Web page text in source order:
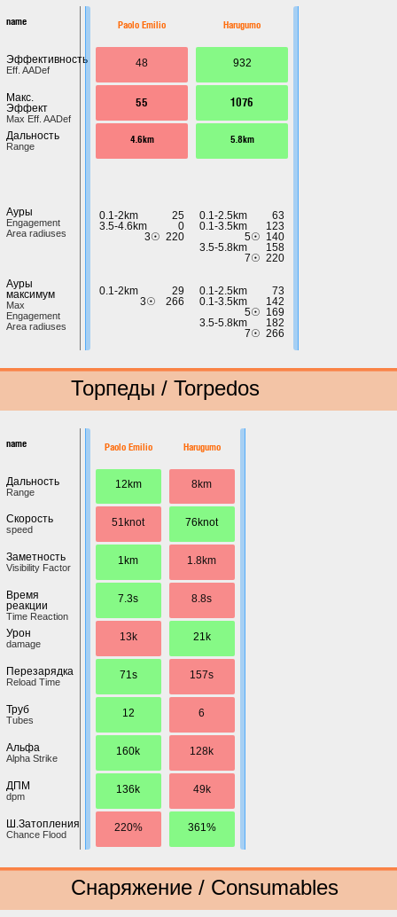
name
Эффективность
Eff. AADef
Макс.
Эффект
Max Eff. AADef
Дальность
Range
Ауры
Engagement
Area radiuses
Ауры
максимум
Max
Engagement
Area radiuses
Paolo Emilio
48
55
4.6km
0.1-2km
25
3.5-4.6km
0
3☉ 220
0.1-2km
29
3☉
266
Harugumo
932
1076
5.8km
0.1-2.5km
63
0.1-3.5km
123
5☉ 140
3.5-5.8km
158
7☉ 220
0.1-2.5km
73
0.1-3.5km
142
5☉ 169
3.5-5.8km
182
7☉ 266
Торпеды / Torpedos
name
Дальность
Range
Скорость
speed
Заметность
Visibility Factor
Время
реакции
Time Reaction
Урон
damage
Перезарядка
Reload Time
Труб
Tubes
Альфа
Alpha Strike
ДПМ
dpm
Ш.Затопления
Chance Flood
Paolo Emilio
12km
51knot
1km
7.3s
13k
71s
12
160k
136k
220%
Harugumo
8km
76knot
1.8km
8.8s
21k
157s
6
128k
49k
361%
Снаряжение / Consumables